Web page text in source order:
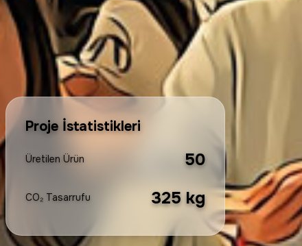
Proje İstatistikleri
Üretilen Ürün 50
CO₂ Tasarrufu 325 kg